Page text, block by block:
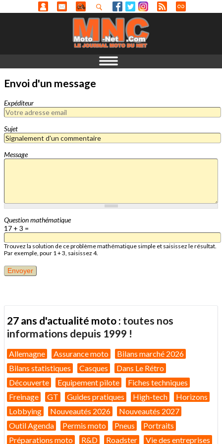
Envoi d'un message
Expéditeur
Sujet
Message
Question mathématique
17 + 3 =
Trouvez la solution de ce problème mathématique simple et saisissez le résultat.
Par exemple, pour 1 + 3, saisissez 4.
27 ans d'actualité moto : toutes nos
informations depuis 1999 !
Allemagne Assurance moto
Bilans marché 2026
Bilans statistiques
Casques
Dans Le Rétro
Découverte
Equipement pilote
Fiches techniques
Freinage
GT Guides pratiques High-tech
Horizons
Lobbying
Nouveautés 2026
Nouveautés 2027
Outil Agenda
Permis moto Pneus
Portraits
Préparations moto
R&D Roadster Vie des entreprises